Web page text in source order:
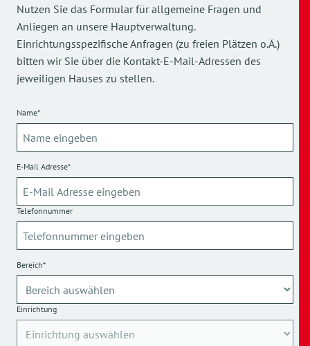
Nutzen Sie das Formular für allgemeine Fragen und
Anliegen an unsere Hauptverwaltung.
Einrichtungsspezifische Anfragen (zu freien Plätzen o.Ä.)
bitten wir Sie über die Kontakt-E-Mail-Adressen des
jeweiligen Hauses zu stellen.
Name*
E-Mail Adresse*
Telefonnummer
Bereich*
Einrichtung